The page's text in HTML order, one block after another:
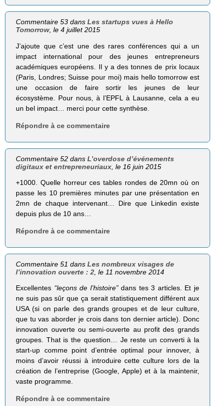
Commentaire 53 dansLes startups vues à Hello
Tomorrow, le 4 juillet 2015
J’ajoute que c’est une des rares conférences qui a un
impact international pour des jeunes entrepreneurs
académiques européens. Il y a des tonnes de prix locaux
(Paris, Londres; Suisse pour moi) mais hello tomorrow est
une occasion de faire sortir les jeunes de leur
écosystème. Pour nous, à l’EPFL à Lausanne, cela a eu
un bel impact… merci pour cette synthèse.
Répondre à ce commentaire
Commentaire 52 dansL’overdose d’événements
digitaux et entrepreneuriaux , le 16 juin 2015
+1000. Quelle horreur ces tables rondes de 20mn où on
passe les 10 premières minutes par une présentation en
2mn de chaque intervenant… Dire que Linkedin existe
depuis plus de 10 ans…
Répondre à ce commentaire
Commentaire 51 dansLes nombreux visages de
l’innovation ouverte : 2 , le 11 novembre 2014
Excellentes “leçons de l’histoire”dans tes 3 articles. Et je
ne suis pas sûr que ça serait statistiquement différent aux
USA (si on parle des grands groupes et de leur culture,
que tu vas aborder je crois dans ton dernier article). Donc
innovation ouverte ou semi-ouverte au profit des grands
groupes. That is the question… Je reste un converti à la
start-up comme point d’entrée optimal pour innover, à
moins d’avoir réussi à introduire cette culture lors de la
création de l’entreprise (Google, Apple) et à la maintenir,
vaste programme.
Répondre à ce commentaire